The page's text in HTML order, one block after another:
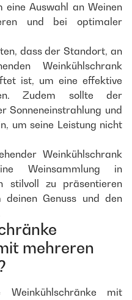
eine Auswahl an Weinen
und bei optimaler
dass der Standort, an
Weinkühlschrank
ist, um eine effektive
Zudem sollte der
Sonneneinstrahlung und
um seine Leistung nicht
Weinkühlschrank
Weinsammlung in
stilvoll zu präsentieren
Genuss und den
mehreren
mit